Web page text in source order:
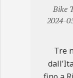
2024-
05-
Bike
2024-
Tre